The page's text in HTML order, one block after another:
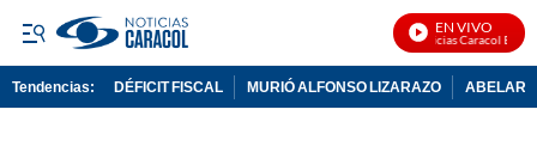
EN VIVO
Noticias Caracol En Vivo
Tendencias: DÉFICIT FISCAL MURIÓ ALFONSO LIZARAZO